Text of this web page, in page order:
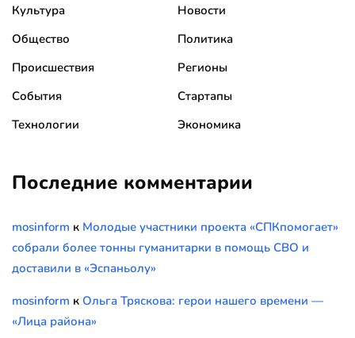
Культура
Новости
Общество
Политика
Происшествия
Регионы
События
Стартапы
Технологии
Экономика
Последние комментарии
mosinform к Молодые участники проекта «СПКпомогает»
собрали более тонны гуманитарки в помощь СВО и
доставили в «Эспаньолу»
mosinform к Ольга Тряскова: герои нашего времени —
«Лица района»